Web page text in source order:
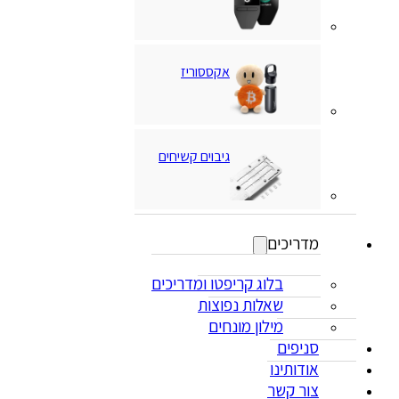
אקססוריז
גיבוים קשיחים
מדריכים
בלוג קריפטו ומדריכים
שאלות נפוצות
מילון מונחים
סניפים
אודותינו
צור קשר